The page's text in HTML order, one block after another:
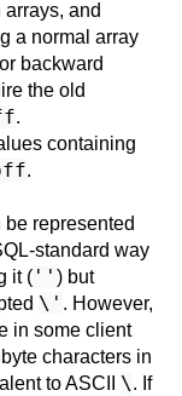
and
a normal array
backward
the old
.
containing
.
represented
standard way
it ( '' ) but
\' . However,
in some client
characters in
to ASCII \. If